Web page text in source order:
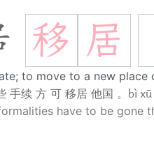
移 居
to move to a new place
手续 方 可 移居 他国 。 bì
have to be gone